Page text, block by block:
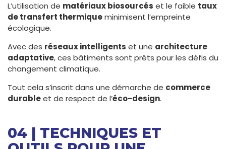
L’utilisation de matériaux biosourcés et le faible taux
de transfert thermiqueminimisent l’empreinte
écologique.
Avec des réseaux intelligents et une architecture
adaptative, ces bâtiments sont prêts pour les défis du
changement climatique.
Tout cela s’inscrit dans une démarche de commerce
durableet de respect de l’éco-design.
04 | TECHNIQUES ET